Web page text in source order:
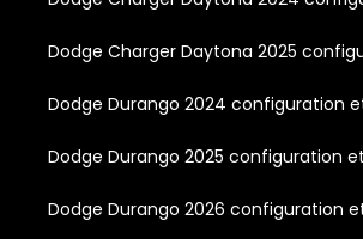
Dodge Charger Daytona 2025
Dodge Durango 2024 configuration
Dodge Durango 2025 configuration
Dodge Durango 2026 configuration